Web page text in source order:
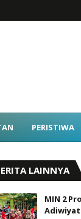
PERISTIWA
LAINNYA
MIN 2